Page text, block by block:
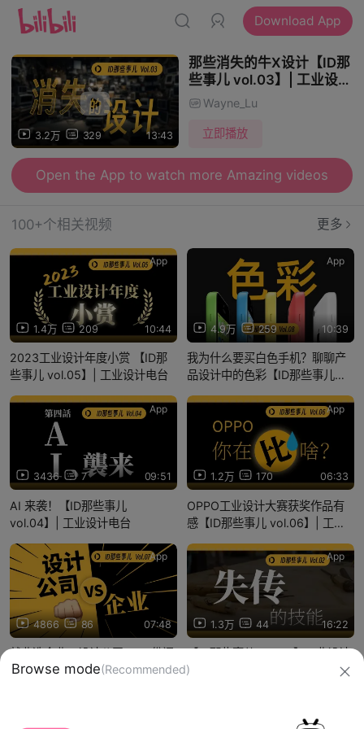
Download App
3.2万 329 13:43
那些消失的牛X设计【ID那
些事儿 vol.03】| 工业设计
电台Wayne_Lu
立即播放
Open the App to watch more Amazing videos
100+个相关视频 更多
1.4万 209 10:44
App
2023工业设计年度小赏 【ID那
些事儿 vol.05】| 工业设计电台
4.9万 259 10:39
App
我为什么要买白色手机？聊聊产
品设计中的色彩【ID那些事儿
差|工业设计显示器PD3225U
3436 7 09:51
App
AI 来袭！【ID那些事儿
vol.04】| 工业设计电台
1.2万 170 06:33
App
OPPO工业设计大赛获奖作品有
感【ID那些事儿 vol.06】| 工业
4866 86 07:48
App
就业选企业or设计公司?300份问
卷给你真相【ID那些事儿
1.3万 44 16:22
App
【ID那些事儿 Vol.02】工业设计
中“失传”的技能
Browse mode(Recommended)